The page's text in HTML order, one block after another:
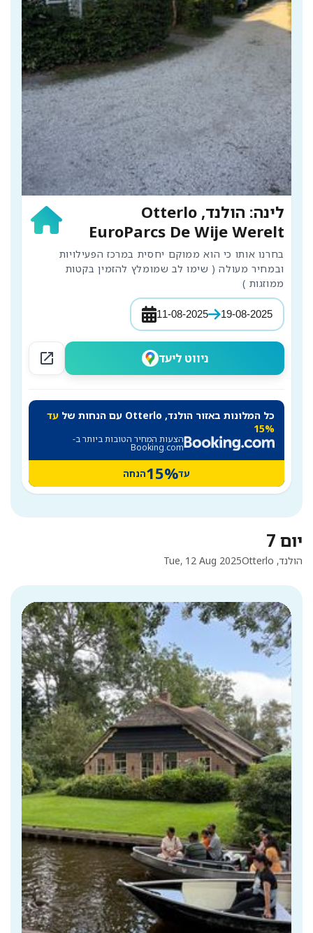
לינה: הולנד, Otterlo
EuroParcs De Wije Werelt
ממוזגות )
11-08-2025 19-08-2025
open_in_new ניווט ליעד
כל המלונות באזור הולנד, Otterlo עם הנחות של
עד
15%
הצעות המחיר הטובות ביותר ב-
Booking.com
עד15%הנחה
יום 7
Tue, 12 Aug 2025 הולנד, Otterlo